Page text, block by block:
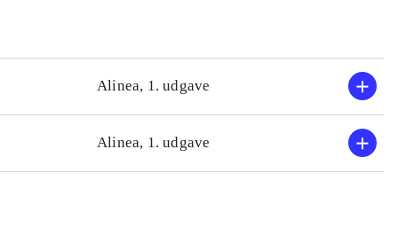
Alinea, 1. udgave
Alinea, 1. udgave